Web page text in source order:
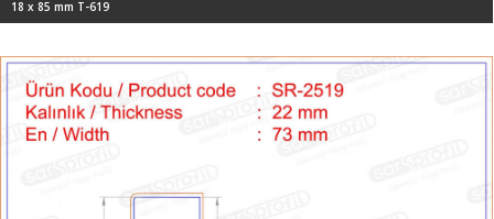
18 x 85 mm T-619